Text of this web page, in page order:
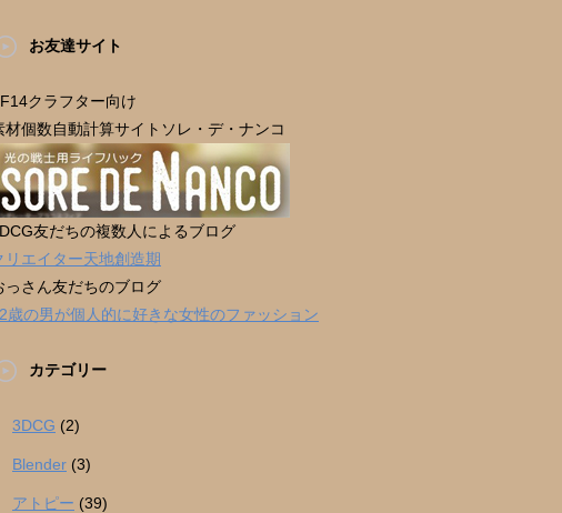
お友達サイト
クラフター向け
材個数自動計算サイトソレ・デ・ナンコ
友だちの複数人によるブログ
リエイター天地創造期
っさん友だちのブログ
歳の男が個人的に好きな女性のファッション
カテゴリー
3DCG (2)
Blender (3)
アトピー (39)